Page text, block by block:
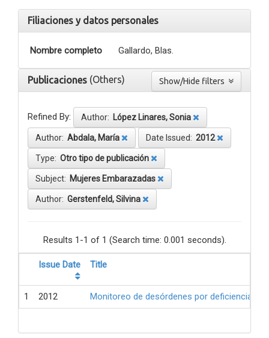
Filiaciones y datos personales
Nombre completo Gallardo, Blas.
Publicaciones (Others)
Refined By: Author: López Linares, Sonia
Author: Abdala, María Date Issued: 2012
Type: Otro tipo de publicación
Subject: Mujeres Embarazadas
Author: Gerstenfeld, Silvina
Results 1-1 of 1 (Search time: 0.001 seconds).
Issue Date Title
1 2012 Monitoreo de desórdenes por deficiencia